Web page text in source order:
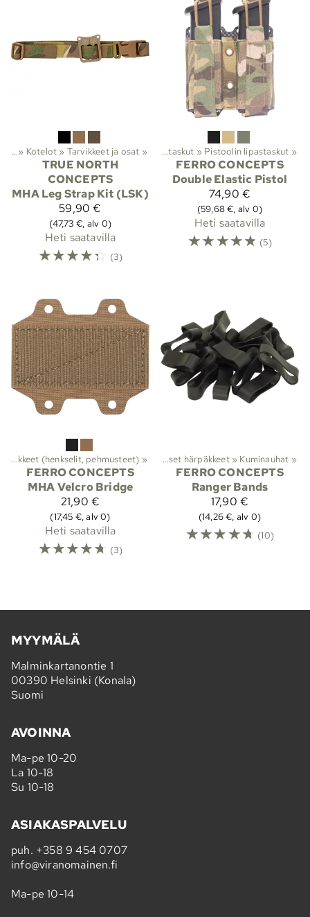
‪» Kotelot ‪» Tarvikkeet ja osat ‪»
TRUE NORTH
CONCEPTS
MHA Leg Strap Kit (LSK)
59,90 €
(47,73 €, alv 0)
Heti saatavilla
☆☆☆☆☆ (3)
ja suojat‪»Molle-taskut ‪» Lipastaskut ‪» Pistoolin lipastaskut ‪»
FERRO CONCEPTS
Double Elastic Pistol
74,90 €
(59,68 €, alv 0)
Heti saatavilla
☆☆☆☆☆ (5)
Tarvikkeet (henkselit, pehmusteet) ‪»
FERRO CONCEPTS
MHA Velcro Bridge
21,90 €
(17,45 €, alv 0)
Heti saatavilla
☆☆☆☆☆ (3)
Lajit‪» Viranomaistuotteet‪» Hyödylliset härpäkkeet ‪» Kuminauhat ‪»
FERRO CONCEPTS
Ranger Bands
17,90 €
(14,26 €, alv 0)
☆☆☆☆☆ (10)
MYYMÄLÄ
Malminkartanontie 1
00390 Helsinki (Konala)
Suomi
AVOINNA
Ma-pe 10-20
La 10-18
Su 10-18
ASIAKASPALVELU
puh. +358 9 454 0707
info@viranomainen.fi
Ma-pe 10-14